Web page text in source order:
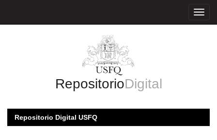
RepositorioDigital
Repositorio Digital USFQ